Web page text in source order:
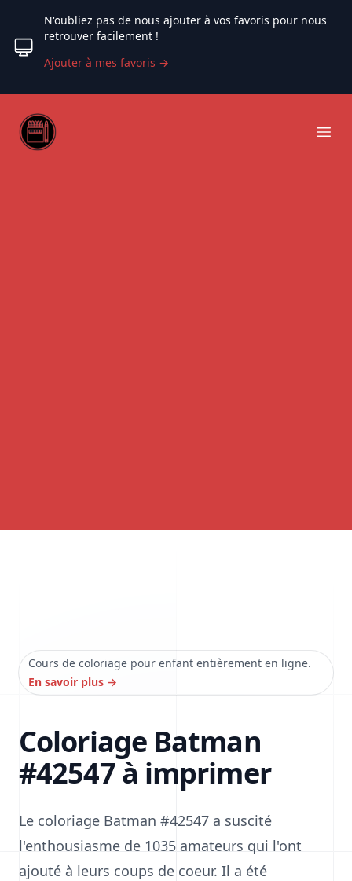
N'oubliez pas de nous ajouter à vos favoris pour nous
retrouver facilement !
Ajouter à mes favoris →
Web coloriage
Cours de coloriage pour enfant entièrement en ligne.
En savoir plus →
Coloriage Batman
#42547 à imprimer
Le coloriage Batman #42547 a suscité
l'enthousiasme de 1035 amateurs qui l'ont
ajouté à leurs coups de coeur. Il a été